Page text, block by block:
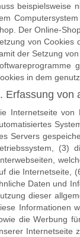
beispielsweise
Der Online-
von Cookies
der Setzung
in dem
Erfassung von
Internetseite von
Servers
(3)
die Internetseite,
Daten und
dieser
Informationen
die Werbung
Internetseite